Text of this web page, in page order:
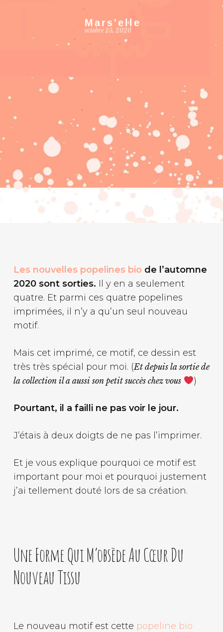
Mars'elle
octobre 25, 2020
Les nouvelles popelines bio de l’automne
2020 sont sorties. Il y en a seulement
quatre. Et parmi ces quatre popelines
imprimées, il n’y a qu’un seul nouveau
motif.
Mais cet imprimé, ce motif, ce dessin est
très très spécial pour moi. (Et depuis la sortie de
la collection il a aussi son petit succès chez vous
)
Pourtant, il a failli ne pas voir le jour.
J’étais à deux doigts de ne pas l’imprimer.
Et je vous explique pourquoi ce motif est
important pour moi et pourquoi justement
j’ai tellement douté lors de sa création.
Une Forme Qui M’obsède Au Cœur Du
Nouveau Tissu
Le nouveau motif est cette popeline bio